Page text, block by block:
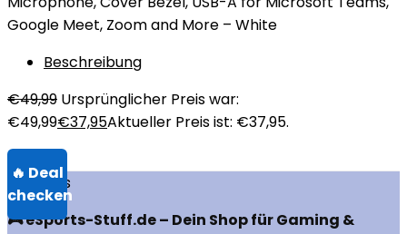
Google Meet, Zoom and More – White
Beschreibung
€49,99 Ursprünglicher Preis war:
€49,99€37,95Aktueller Preis ist: €37,95.
Über uns
🎮 eSports-Stuff.de – Dein Shop für Gaming &